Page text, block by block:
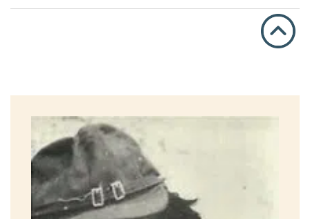
CHAPITRE I
L’homme et son désir 17
CHAPITRE II
Des canyons aux étoiles 47